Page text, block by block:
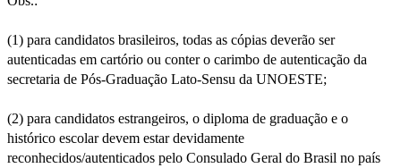
(1) para candidatos brasileiros, todas as cópias deverão ser
autenticadas em cartório ou conter o carimbo de autenticação da
secretaria de Pós-Graduação Lato-Sensu da UNOESTE;
(2) para candidatos estrangeiros, o diploma de graduação e o
histórico escolar devem estar devidamente
reconhecidos/autenticados pelo Consulado Geral do Brasil no país